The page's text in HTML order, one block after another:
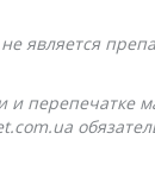
является
и перепечатке